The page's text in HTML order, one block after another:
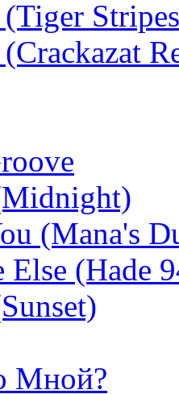
(Mana's
Else (Hade
Мной?